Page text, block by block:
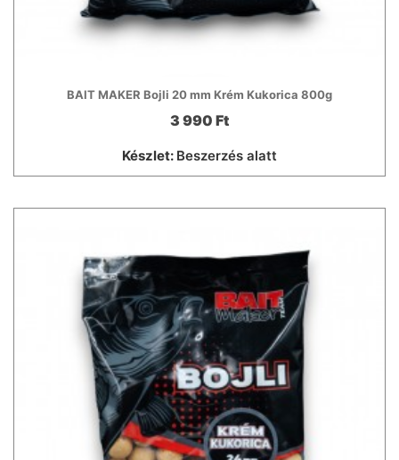
BAIT MAKER Bojli 20 mm Krém Kukorica 800g
3 990 Ft
Készlet: Beszerzés alatt